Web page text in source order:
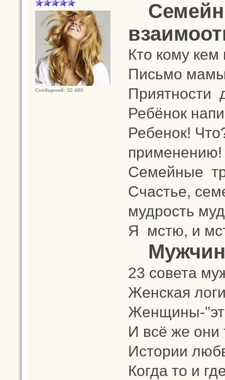
Сообщений: 32 480
Кто кому кем
Письмо
Приятности
Ребёнок
Ребенок!
применению!
Семейные
Счастье,
мудрость
Я мстю, и
23 совета
Женская
Женщины-
И всё же они
Истории
Когда то и